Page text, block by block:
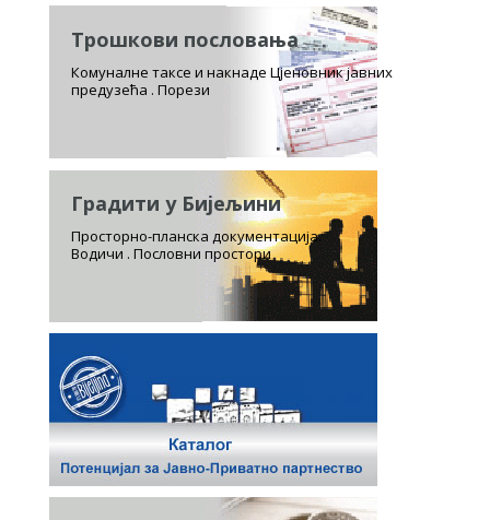
Трошкови пословања
Комуналне таксе и накнаде Цјеновник јавних
предузећа . Порези
Градити у Бијељини
Просторно-планска документација.
Водичи . Пословни простори